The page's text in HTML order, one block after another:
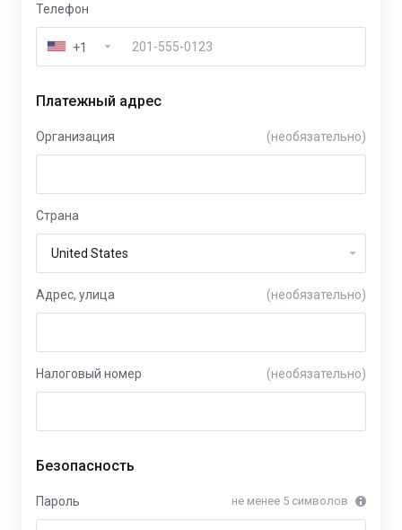
Телефон
+1
Платежный адрес
Организация (необязательно)
Страна
Адрес, улица (необязательно)
Налоговый номер (необязательно)
Безопасность
Пароль не менее 5 символов